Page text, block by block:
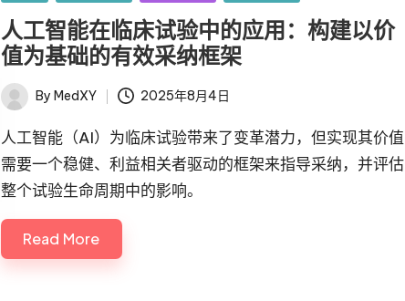
人工智能在临床试验中的应用：构建以价
值为基础的有效采纳框架
Posted
by
By MedXY 2025年8月4日
人工智能（AI）为临床试验带来了变革潜力，但实现其价值
需要一个稳健、利益相关者驱动的框架来指导采纳，并评估
整个试验生命周期中的影响。
Read More